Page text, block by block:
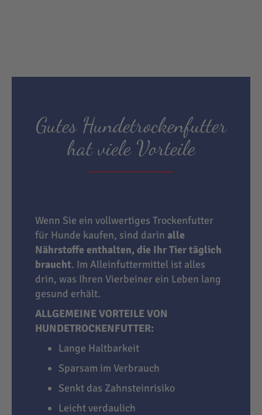
Gutes Hundetrockenfutter
hat viele Vorteile
Wenn Sie ein vollwertiges Trockenfutter
für Hunde kaufen, sind darin alle
Nährstoffe enthalten, die Ihr Tier täglich
braucht. Im Alleinfuttermittel ist alles
drin, was Ihren Vierbeiner ein Leben lang
gesund erhält.
ALLGEMEINE VORTEILE VON
HUNDETROCKENFUTTER:
Lange Haltbarkeit
Sparsam im Verbrauch
Senkt das Zahnsteinrisiko
Leicht verdaulich